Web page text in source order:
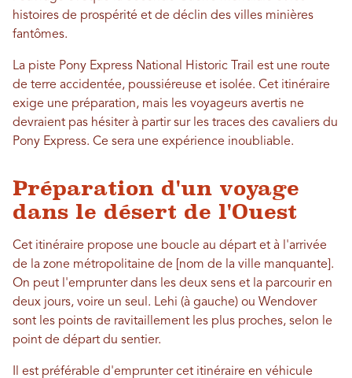
histoires de prospérité et de déclin des villes minières
fantômes.
La piste Pony Express National Historic Trail est une route
de terre accidentée, poussiéreuse et isolée. Cet itinéraire
exige une préparation, mais les voyageurs avertis ne
devraient pas hésiter à partir sur les traces des cavaliers du
Pony Express. Ce sera une expérience inoubliable.
Préparation d'un voyage
dans le désert de l'Ouest
Cet itinéraire propose une boucle au départ et à l'arrivée
de la zone métropolitaine de [nom de la ville manquante].
On peut l'emprunter dans les deux sens et la parcourir en
deux jours, voire un seul. Lehi (à gauche) ou Wendover
sont les points de ravitaillement les plus proches, selon le
point de départ du sentier.
Il est préférable d'emprunter cet itinéraire en véhicule